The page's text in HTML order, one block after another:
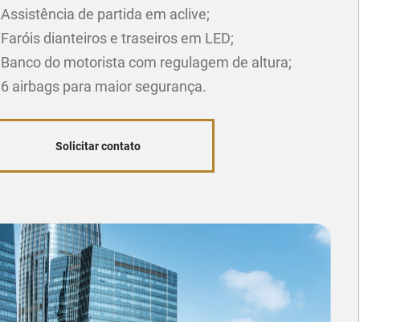
Assistência de partida em aclive;
Faróis dianteiros e traseiros em LED;
Banco do motorista com regulagem de altura;
6 airbags para maior segurança.
Solicitar contato